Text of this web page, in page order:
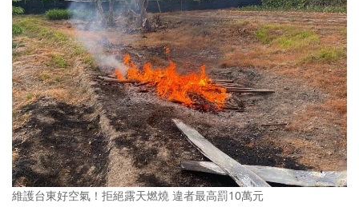
維護台東好空氣！拒絕露天燃燒 違者最高罰10萬元